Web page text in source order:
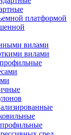
платформой
вилами
вилами